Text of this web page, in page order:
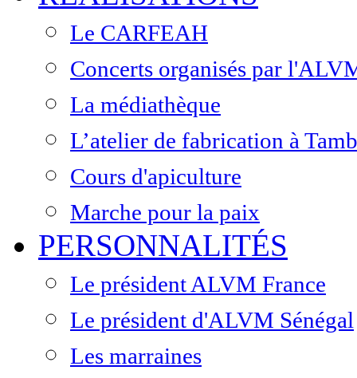
Le CARFEAH
Concerts organisés par
La médiathèque
L’atelier de fabrication à
Cours d'apiculture
Marche pour la paix
PERSONNALITÉS
Le président ALVM France
Le président d'ALVM Sénégal
Les marraines